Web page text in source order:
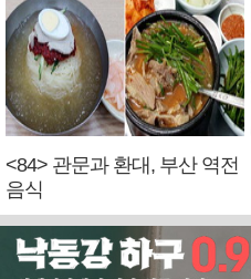
<84> 관문과 환대, 부산 역전
음식